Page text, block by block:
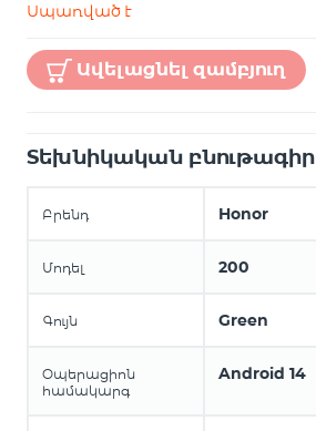
Սպառված է
Ավելացնել զամբյուղ
Տեխնիկական բնութագիր
Բրենդ Honor
Մոդել 200
Գույն Green
Օպերացիոն
համակարգ
Android 14